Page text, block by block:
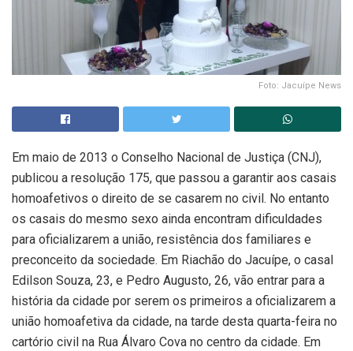
Foto: Jacuípe News
Em maio de 2013 o Conselho Nacional de Justiça (CNJ),
publicou a resolução 175, que passou a garantir aos casais
homoafetivos o direito de se casarem no civil. No entanto
os casais do mesmo sexo ainda encontram dificuldades
para oficializarem a união, resistência dos familiares e
preconceito da sociedade. Em Riachão do Jacuípe, o casal
Edilson Souza, 23, e Pedro Augusto, 26, vão entrar para a
história da cidade por serem os primeiros a oficializarem a
união homoafetiva da cidade, na tarde desta quarta-feira no
cartório civil na Rua Álvaro Cova no centro da cidade. Em